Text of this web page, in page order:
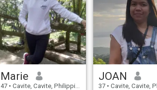
Marie
47 • Cavite, Cavite, Philippines
JOAN
37 • Cavite, Cavite,